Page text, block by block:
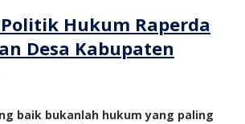
Hukum Raperda
Desa Kabupaten
baik bukanlah hukum yang paling